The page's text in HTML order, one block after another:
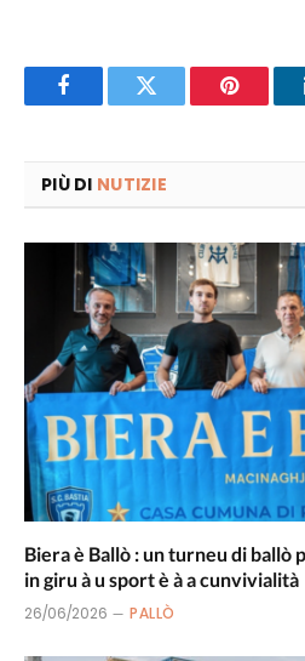
FacebookTwitter Pinterest
PIÙ DI NUTIZIE
Biera è Ballò : un turneu di ballò
in giru à u sport è à a cunvivialità
26/06/2026 PALLÒ